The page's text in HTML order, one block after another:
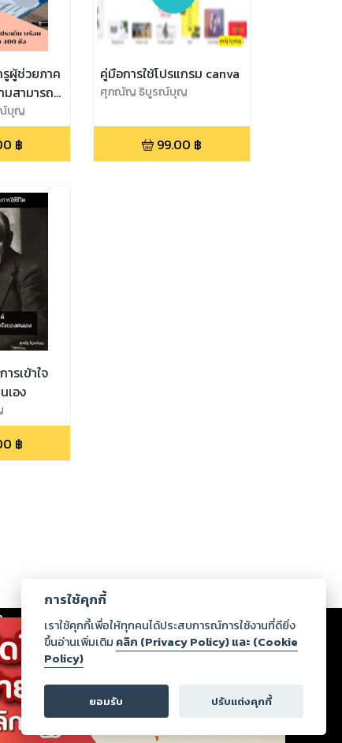
ผู้ช่วยภาค
มสามารถ
ารที่ดี
บุญ
฿
คู่มือการใช้โปรแกรม canva
ศุภณัญ ธิบูรณ์บุญ
99.00 ฿
เอง
฿
ร่วมงานกับเรา ดาวน์โหลด
ละเมิดสิทธิในทรัพย์สินทางปัญญาของบุคคลอื่นหรือ
มายและศีลธรรม กรุณาแจ้งมายังบริษัท เพื่อทีม
การใช้คุกกี้
เราใช้คุกกี้เพื่อให้ทุกคนได้ประสบการณ์การใช้งานที่ดียิ่ง
ขึ้นอ่านเพิ่มเติม คลิก (Privacy Policy) และ (Cookie
Policy)
ยอมรับ ปรับแต่งคุกกี้